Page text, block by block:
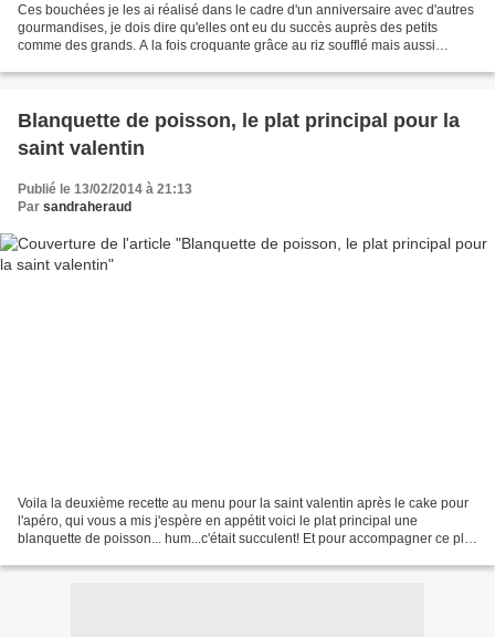
Ces bouchées je les ai réalisé dans le cadre d'un anniversaire avec d'autres
gourmandises, je dois dire qu'elles ont eu du succès auprès des petits
comme des grands. A la fois croquante grâce au riz soufflé mais aussi
Blanquette de poisson, le plat principal pour la
saint valentin
Publié le 13/02/2014 à 21:13
Par sandraheraud
Voila la deuxième recette au menu pour la saint valentin après le cake pour
l'apéro, qui vous a mis j'espère en appétit voici le plat principal une
blanquette de poisson... hum...c'était succulent! Et pour accompagner ce plat